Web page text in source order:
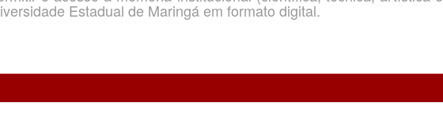
Estadual de Maringá em formato digital.